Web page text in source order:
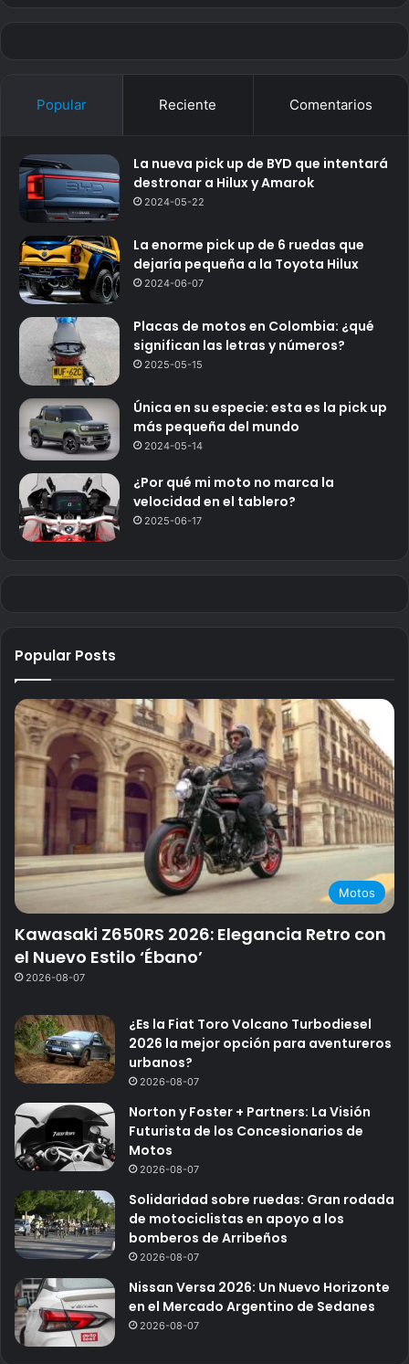
Popular Reciente Comentarios
La nueva pick up de BYD que intentará
destronar a Hilux y Amarok
2024-05-22
La enorme pick up de 6 ruedas que
dejaría pequeña a la Toyota Hilux
2024-06-07
Placas de motos en Colombia: ¿qué
significan las letras y números?
2025-05-15
Única en su especie: esta es la pick up
más pequeña del mundo
2024-05-14
¿Por qué mi moto no marca la
velocidad en el tablero?
2025-06-17
Popular Posts
Motos
Kawasaki Z650RS 2026: Elegancia Retro con
el Nuevo Estilo ‘Ébano’
2026-08-07
¿Es la Fiat Toro Volcano Turbodiesel
2026 la mejor opción para aventureros
urbanos?
2026-08-07
Norton y Foster + Partners: La Visión
Futurista de los Concesionarios de
Motos
2026-08-07
Solidaridad sobre ruedas: Gran rodada
de motociclistas en apoyo a los
bomberos de Arribeños
2026-08-07
Nissan Versa 2026: Un Nuevo Horizonte
en el Mercado Argentino de Sedanes
2026-08-07